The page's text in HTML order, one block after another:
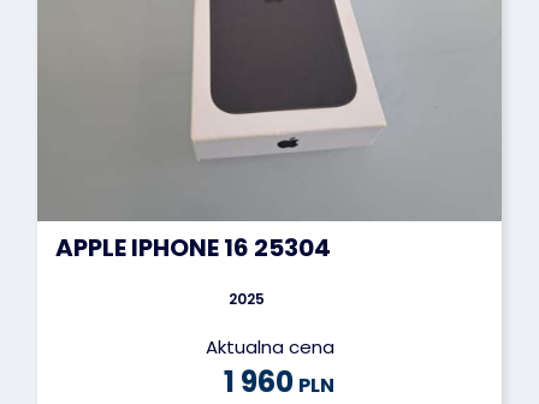
APPLE IPHONE 16 25304
2025
Aktualna cena
1 960 PLN